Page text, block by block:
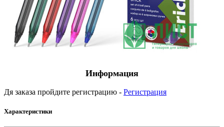
Информация
Дя заказа пройдите регистрацию - Регистрация
Характеристики